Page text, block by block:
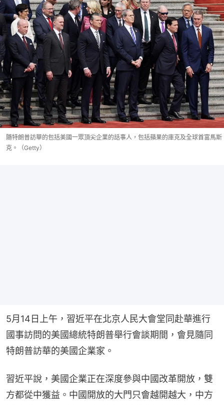
隨特朗普訪華的包括美國一眾頂尖企業的話事人，包括蘋果的庫克及全球首富馬斯
克。（Getty）
5月14日上午，習近平在北京人民大會堂同赴華進行
國事訪問的美國總統特朗普舉行會談期間，會見隨同
特朗普訪華的美國企業家。
習近平說，美國企業正在深度參與中國改革開放，雙
方都從中獲益。中國開放的大門只會越開越大，中方